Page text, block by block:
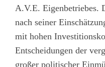
A.V.E. Eigenbetriebes.
nach seiner
mit hohen
Entscheidungen der
großer politischer